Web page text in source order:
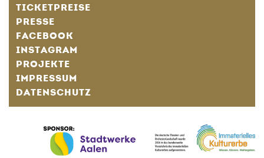
TICKETPREISE
PRESSE
FACEBOOK
INSTAGRAM
PROJEKTE
IMPRESSUM
DATENSCHUTZ